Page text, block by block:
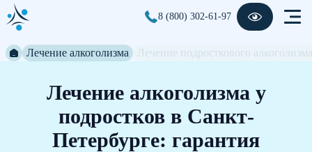
8 (800) 302-61-97
Лечение алкоголизма
Лечение алкоголизма у
подростков в Санкт-
Петербурге: гарантия